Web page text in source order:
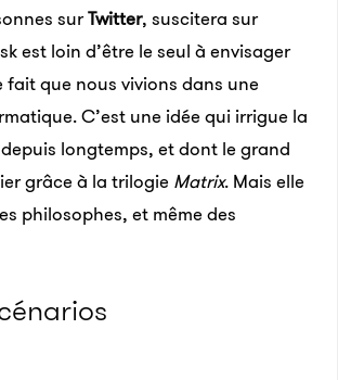
surTwitter, suscitera sur
est loin d’être le seul à envisager
fait que nous vivions dans une
C’est une idée qui irrigue la
longtemps, et dont le grand
grâce à la trilogie Matrix. Mais elle
philosophes, et même des